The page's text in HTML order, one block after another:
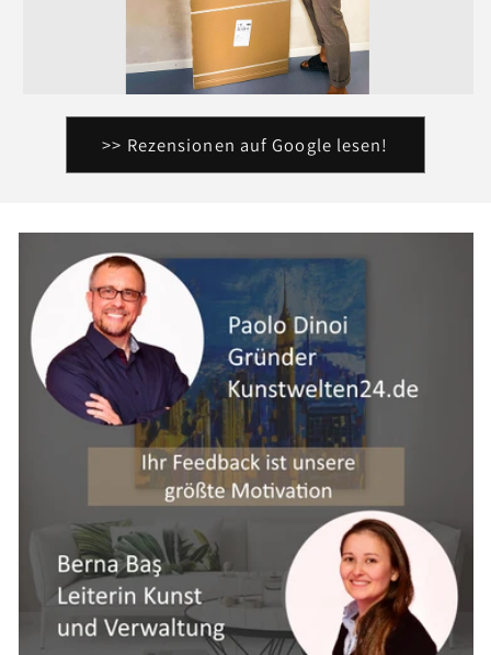
>> Rezensionen auf Google lesen!